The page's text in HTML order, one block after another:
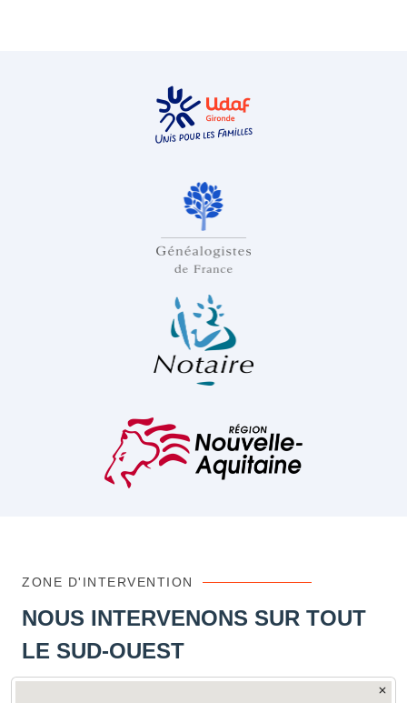
ZONE D'INTERVENTION
NOUS INTERVENONS SUR TOUT
LE SUD-OUEST